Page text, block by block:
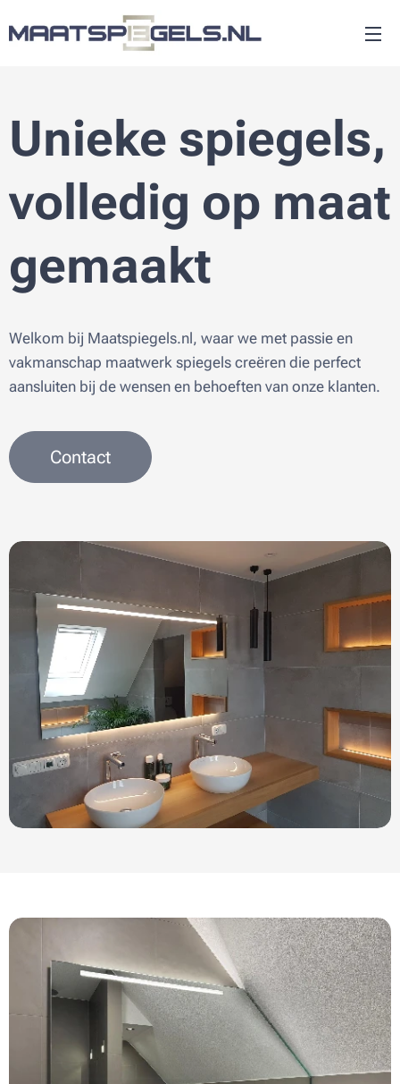
Unieke spiegels,
volledig op maat
gemaakt
Welkom bij Maatspiegels.nl, waar we met passie en
vakmanschap maatwerk spiegels creëren die perfect
aansluiten bij de wensen en behoeften van onze klanten.
Contact